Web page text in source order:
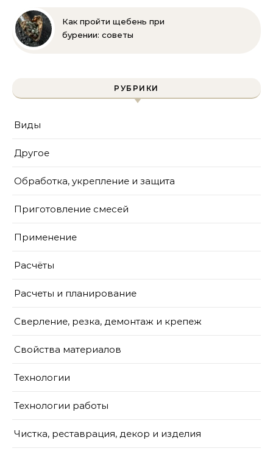
Как пройти щебень при
бурении: советы
РУБРИКИ
Виды
Другое
Обработка, укрепление и защита
Приготовление смесей
Применение
Расчёты
Расчеты и планирование
Сверление, резка, демонтаж и крепеж
Свойства материалов
Технологии
Технологии работы
Чистка, реставрация, декор и изделия